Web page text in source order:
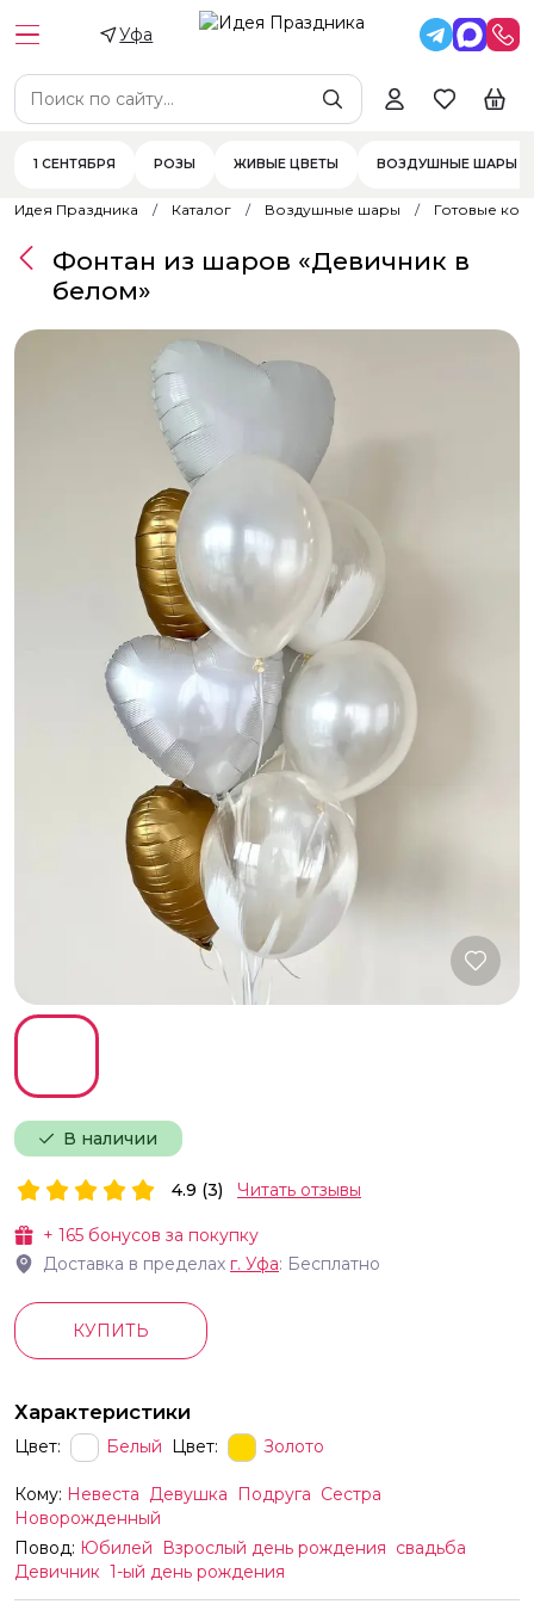
Уфа
1 СЕНТЯБРЯ РОЗЫ ЖИВЫЕ ЦВЕТЫ ВОЗДУШНЫЕ ШАРЫ
Идея Праздника Каталог Воздушные шары Готовые
В наличии
Фонтан из шаров «Девичник в
белом»
+ 165 бонусов за покупку
Доставка в пределах г. Уфа: Бесплатно
4.9 (3) Читать отзывы
КУПИТЬ
Характеристики
Цвет: Белый Цвет: Золото
Кому: Невеста Девушка Подруга Сестра
Новорожденный
Повод: Юбилей Взрослый день рождения свадьба
Девичник 1-ый день рождения